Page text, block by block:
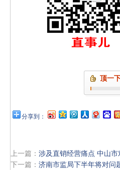
顶一
分享到：
上一篇： 涉及直销经营痛点 中山
下一篇： 济南市监局下半年将对问